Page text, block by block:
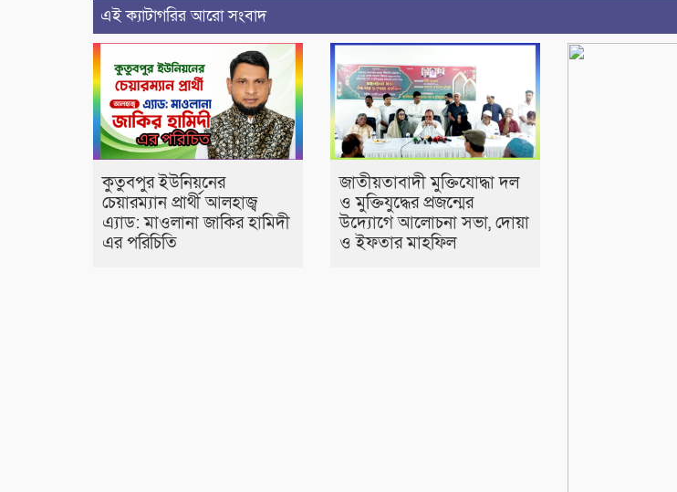
এই ক্যাটাগরির আরো সংবাদ
কুতুবপুর ইউনিয়নের
চেয়ারম্যান প্রার্থী আলহাজ্ব
এ‍্যাড: মাওলানা জাকির হামিদী
এর পরিচিতি
জাতীয়তাবাদী মুক্তিযোদ্ধা দল
ও মুক্তিযুদ্ধের প্রজন্মের
উদ্যোগে আলোচনা সভা, দোয়া
ও ইফতার মাহফিল